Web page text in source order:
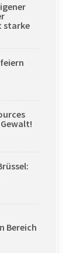
starke
feiern
Bereich